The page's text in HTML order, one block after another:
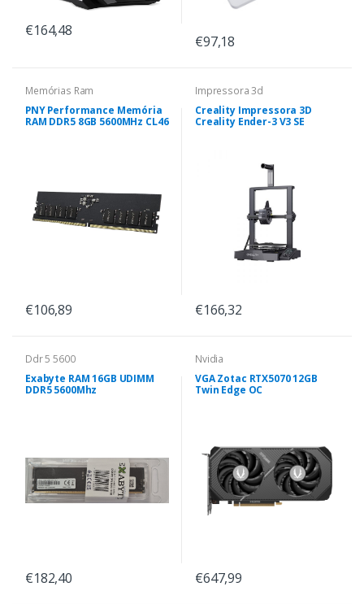
€164,48
€97,18
Memórias Ram
PNY Performance Memória
RAM DDR5 8GB 5600MHz CL46
€106,89
Impressora 3d
Creality Impressora 3D
Creality Ender-3 V3 SE
€166,32
Ddr 5 5600
Exabyte RAM 16GB UDIMM
DDR5 5600Mhz
€182,40
Nvidia
VGA Zotac RTX5070 12GB
Twin Edge OC
€647,99